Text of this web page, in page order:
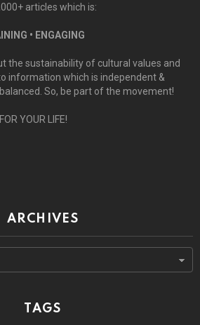
articles which is:
• ENGAGING
the sustainability of cultural values and
information which is independent &
So, be part of the movement!
YOUR LIFE!
ARCHIVES
TAGS